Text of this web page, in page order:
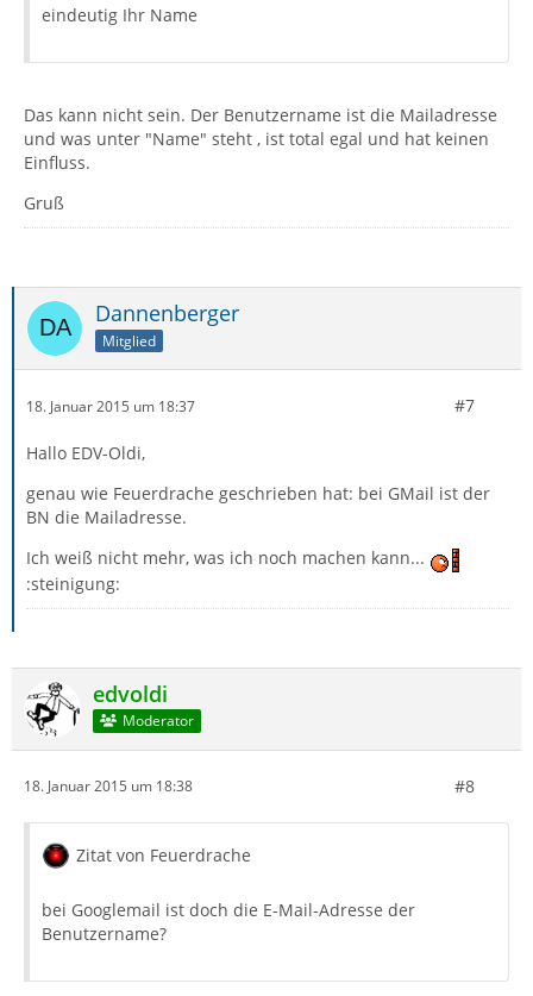
eindeutig Ihr Name
Das kann nicht sein. Der Benutzername ist die Mailadresse
und was unter "Name" steht , ist total egal und hat keinen
Einfluss.
Gruß
Dannenberger
Mitglied
18. Januar 2015 um 18:37 #7
Hallo EDV-Oldi,
genau wie Feuerdrache geschrieben hat: bei GMail ist der
BN die Mailadresse.
Ich weiß nicht mehr, was ich noch machen kann...
:steinigung:
edvoldi
Moderator
18. Januar 2015 um 18:38 #8
Zitat von Feuerdrache
bei Googlemail ist doch die E-Mail-Adresse der
Benutzername?